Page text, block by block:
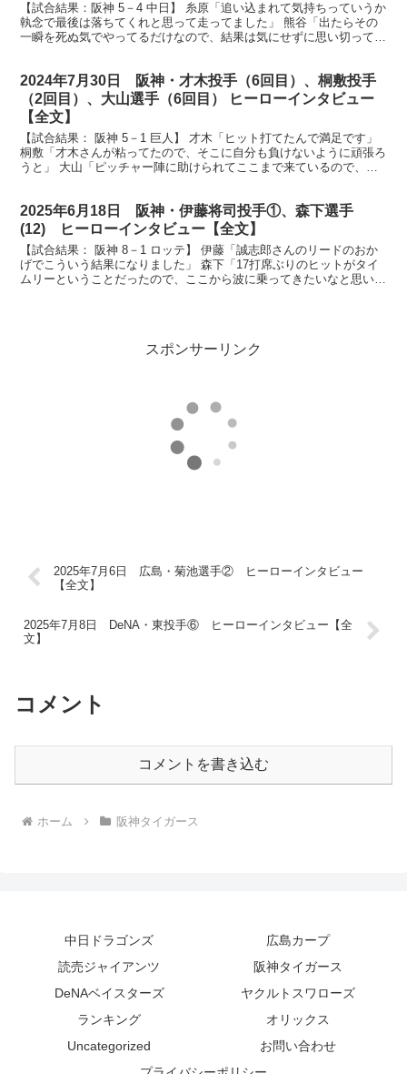
【試合結果：阪神 5－4 中日】 糸原「追い込まれて気持ちっていうか
執念で最後は落ちてくれと思って走ってました」 熊谷「出たらその
一瞬を死ぬ気でやってるだけなので、結果は気にせずに思い切ってや
2024年7月30日 阪神・才木投手（6回目）、桐敷投手
（2回目）、大山選手（6回目） ヒーローインタビュー
【全文】
【試合結果： 阪神 5－1 巨人】 才木「ヒット打てたんで満足です」
桐敷「才木さんが粘ってたので、そこに自分も負けないように頑張ろ
うと」 大山「ピッチャー陣に助けられてここまで来ているので、何
2025年6月18日 阪神・伊藤将司投手①、森下選手
(12) ヒーローインタビュー【全文】
【試合結果： 阪神 8－1 ロッテ】 伊藤「誠志郎さんのリードのおか
げでこういう結果になりました」 森下「17打席ぶりのヒットがタイ
ムリーということだったので、ここから波に乗ってきたいなと思いま
スポンサーリンク
2025年7月6日 広島・菊池選手② ヒーローインタビュー
【全文】
2025年7月8日 DeNA・東投手⑥ ヒーローインタビュー【全
文】
コメント
コメントを書き込む
ホーム 阪神タイガース
中日ドラゴンズ
広島カープ
読売ジャイアンツ
阪神タイガース
DeNAベイスターズ
ヤクルトスワローズ
ランキング
オリックス
Uncategorized
お問い合わせ